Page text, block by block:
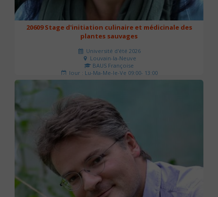
20609 Stage d'initiation culinaire et médicinale des
plantes sauvages
Université d'été 2026
Louvain-la-Neuve
BAUS Françoise
Jour : Lu-Ma-Me-Je-Ve 09:00- 13:00
Nombre de séances : 3